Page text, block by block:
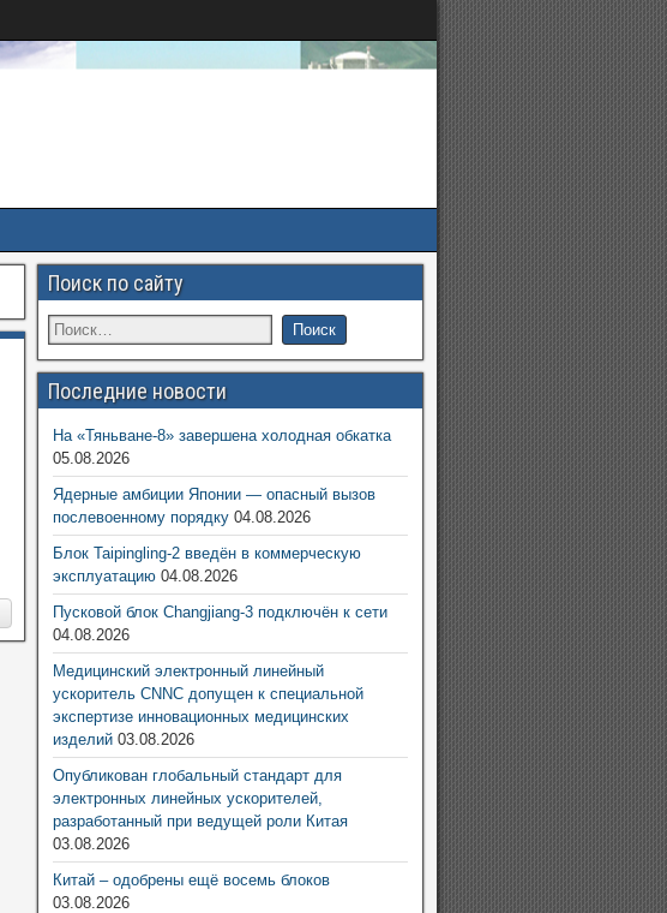
Поиск по сайту
Последние новости
На «Тяньване-8» завершена холодная обкатка
05.08.2026
Ядерные амбиции Японии — опасный вызов
послевоенному порядку 04.08.2026
Блок Taipingling-2 введён в коммерческую
эксплуатацию 04.08.2026
Пусковой блок Changjiang-3 подключён к сети
04.08.2026
Медицинский электронный линейный
ускоритель CNNC допущен к специальной
экспертизе инновационных медицинских
изделий 03.08.2026
Опубликован глобальный стандарт для
электронных линейных ускорителей,
разработанный при ведущей роли Китая
03.08.2026
Китай – одобрены ещё восемь блоков
03.08.2026